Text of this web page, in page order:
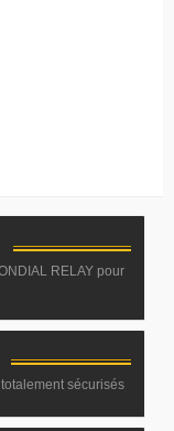
RELAY pour
sécurisés